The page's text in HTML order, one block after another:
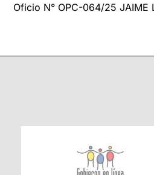
Oficio N° OPC-064/25 JAIME